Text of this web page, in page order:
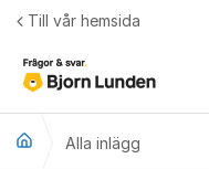
Hoppa till innehåll
Till vår hemsida
Alla inlägg